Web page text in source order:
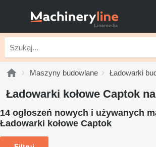
Maszyny budowlane Ładowarki
Ładowarki kołowe Captok
14 ogłoszeń nowych i używanych
Ładowarki kołowe Captok